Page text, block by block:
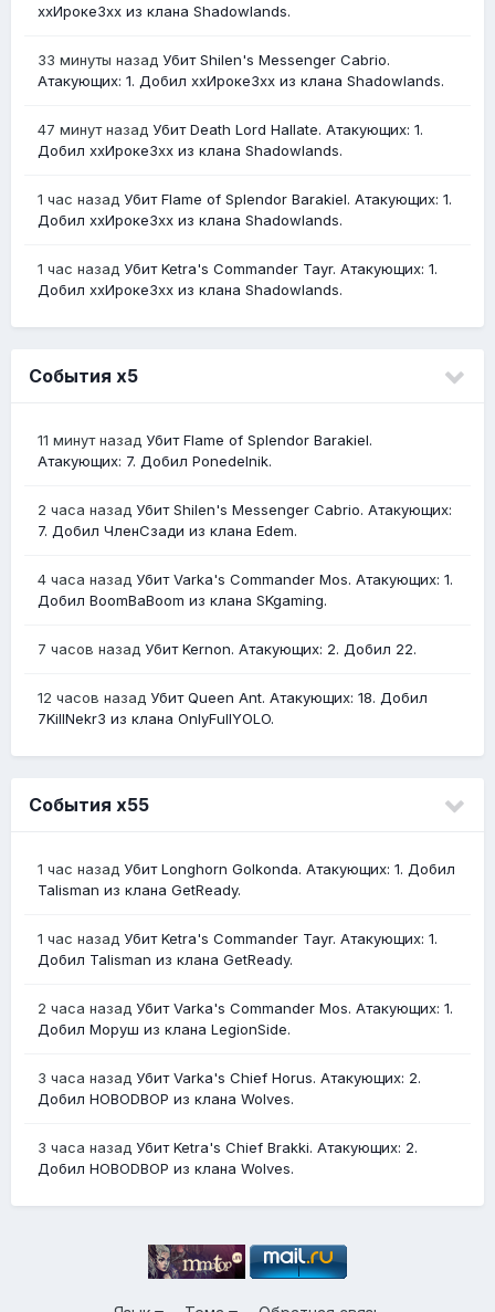
ххИрокеЗхх из клана Shadowlands.
33 минуты назад Убит Shilen's Messenger Cabrio.
Атакующих: 1. Добил ххИрокеЗхх из клана Shadowlands.
47 минут назад Убит Death Lord Hallate. Атакующих: 1.
Добил ххИрокеЗхх из клана Shadowlands.
1 час назад Убит Flame of Splendor Barakiel. Атакующих: 1.
Добил ххИрокеЗхх из клана Shadowlands.
1 час назад Убит Ketra's Commander Tayr. Атакующих: 1.
Добил ххИрокеЗхх из клана Shadowlands.
События х5
11 минут назад Убит Flame of Splendor Barakiel.
Атакующих: 7. Добил Ponedelnik.
2 часа назад Убит Shilen's Messenger Cabrio. Атакующих:
7. Добил ЧленСзади из клана Edem.
4 часа назад Убит Varka's Commander Mos. Атакующих: 1.
Добил BoomBaBoom из клана SKgaming.
7 часов назад Убит Kernon. Атакующих: 2. Добил 22.
12 часов назад Убит Queen Ant. Атакующих: 18. Добил
7KillNekr3 из клана OnlyFullYOLO.
События х55
1 час назад Убит Longhorn Golkonda. Атакующих: 1. Добил
Talisman из клана GetReady.
1 час назад Убит Ketra's Commander Tayr. Атакующих: 1.
Добил Talisman из клана GetReady.
2 часа назад Убит Varka's Commander Mos. Атакующих: 1.
Добил Моруш из клана LegionSide.
3 часа назад Убит Varka's Chief Horus. Атакующих: 2.
Добил HOBODBOP из клана Wolves.
3 часа назад Убит Ketra's Chief Brakki. Атакующих: 2.
Добил HOBODBOP из клана Wolves.